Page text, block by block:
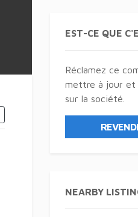
EST-CE QUE
Réclamez ce
mettre à jour et
sur la société.
NEARBY